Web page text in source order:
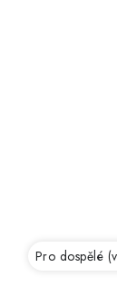
Pro dospělé